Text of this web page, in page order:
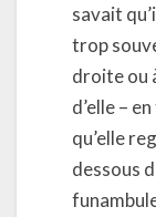
savait
trop
droite ou
d’elle –
qu’elle
dessous